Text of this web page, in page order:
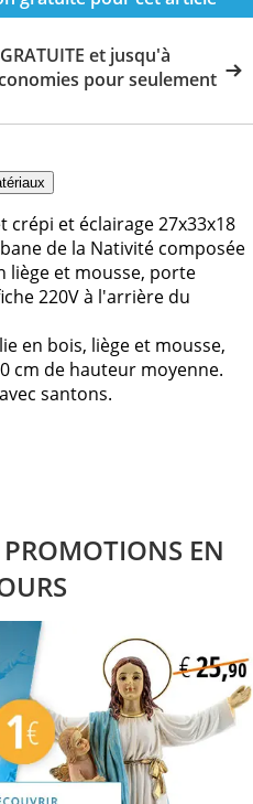
et jusqu'à
pour seulement
crépi et éclairage 27x33x18
de la Nativité composée
liège et mousse, porte
220V à l'arrière du
en bois, liège et mousse,
cm de hauteur moyenne.
santons.
PROMOTIONS EN